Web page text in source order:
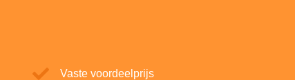
Vaste voordeelprijs